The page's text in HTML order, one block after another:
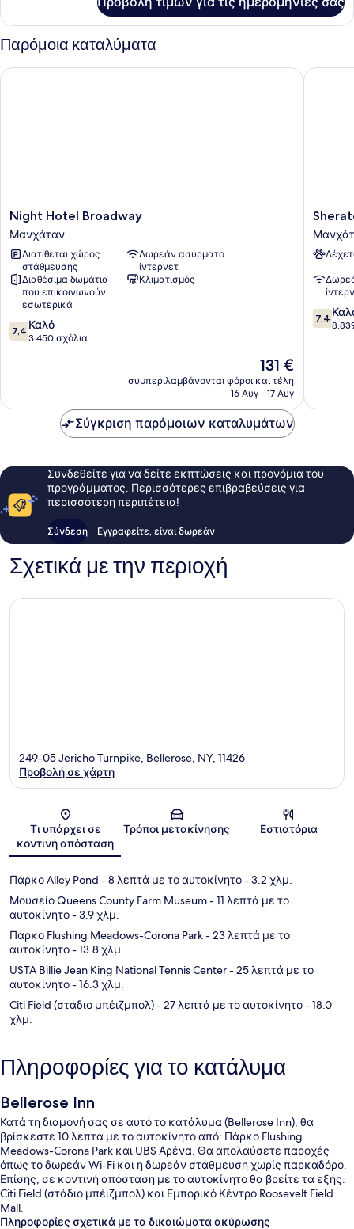
Καπνιστών
Δωμάτιο,
1
Queen
Κρεβάτι,
Μη
Παρόμοια καταλύματα
Night
Hotel
Broadway
Μανχάταν
Night Hotel Broadway
Μανχάταν
Διατίθεται χώρος
στάθμευσης
Δωρεάν ασύρματο
ίντερνετ
Διαθέσιμα δωμάτια
που επικοινωνούν
εσωτερικά
Κλιματισμός
7.4
στα
7,4 Καλό
3.450 σχόλια
Η
τιμή
είναι
131 €
συμπεριλαμβάνονται φόροι και τέλη
16 Αυγ - 17 Αυγ
Night Hotel Broadway
New
York
Times
Hotel
7.4
στα
7,4
Σύγκριση παρόμοιων καταλυμάτων
Συνδεθείτε για να δείτε εκπτώσεις και προνόμια του
προγράμματος. Περισσότερες επιβραβεύσεις για
περισσότερη περιπέτεια!
Σύνδεση Εγγραφείτε, είναι δωρεάν
Σχετικά με την περιοχή
Χάρτης
249-05 Jericho Turnpike, Bellerose, NY, 11426
Προβολή σε χάρτη
Τι υπάρχει σε
κοντινή απόσταση
Τρόποι μετακίνησης Εστιατόρια
Πάρκο Alley Pond - 8 λεπτά με το αυτοκίνητο- 3.2 χλμ.
Μουσείο Queens County Farm Museum- 11 λεπτά με το
αυτοκίνητο- 3.9 χλμ.
Πάρκο Flushing Meadows-Corona Park- 23 λεπτά με το
αυτοκίνητο- 13.8 χλμ.
USTA Billie Jean King National Tennis Center- 25 λεπτά με το
αυτοκίνητο- 16.3 χλμ.
Citi Field (στάδιο μπέιζμπολ)- 27 λεπτά με το αυτοκίνητο- 18.0
χλμ.
Πληροφορίες για το κατάλυμα
Bellerose Inn
Κατά τη διαμονή σας σε αυτό το κατάλυμα (Bellerose Inn), θα
βρίσκεστε 10 λεπτά με το αυτοκίνητο από: Πάρκο Flushing
Meadows-Corona Park και UBS Αρένα. Θα απολαύσετε παροχές
όπως το δωρεάν Wi-Fi και η δωρεάν στάθμευση χωρίς παρκαδόρο.
Επίσης, σε κοντινή απόσταση με το αυτοκίνητο θα βρείτε τα εξής:
Citi Field (στάδιο μπέιζμπολ) και Εμπορικό Κέντρο Roosevelt Field
Mall.
Πληροφορίες σχετικά με τα δικαιώματα ακύρωσης